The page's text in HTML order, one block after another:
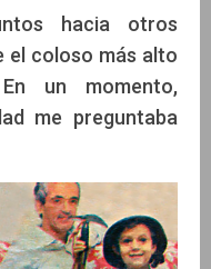
hacia otros
el coloso más alto
un momento,
me preguntaba